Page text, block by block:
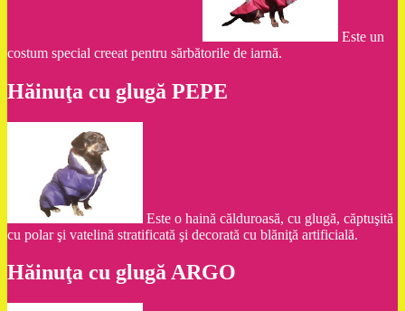
Este un
costum special creeat pentru sărbătorile de iarnă.
Hăinuţa cu glugă PEPE
Este o haină călduroasă, cu glugă, căptuşită
cu polar şi vatelină stratificată şi decorată cu blăniţă artificială.
Hăinuţa cu glugă ARGO